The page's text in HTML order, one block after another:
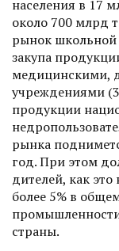
населения в 17
около 700 млрд
рынок
закупа
медицинскими,
учреждениями
продукции
рынка
год. При этом
дителей, как это
более 5% в
страны.